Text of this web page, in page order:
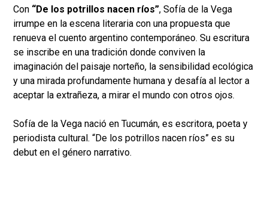
Con “De los potrillos nacen ríos”, Sofía de la Vega
irrumpe en la escena literaria con una propuesta que
renueva el cuento argentino contemporáneo. Su escritura
se inscribe en una tradición donde conviven la
imaginación del paisaje norteño, la sensibilidad ecológica
y una mirada profundamente humana y desafía al lector a
aceptar la extrañeza, a mirar el mundo con otros ojos.
Sofía de la Vega nació en Tucumán, es escritora, poeta y
periodista cultural. “De los potrillos nacen ríos” es su
debut en el género narrativo.